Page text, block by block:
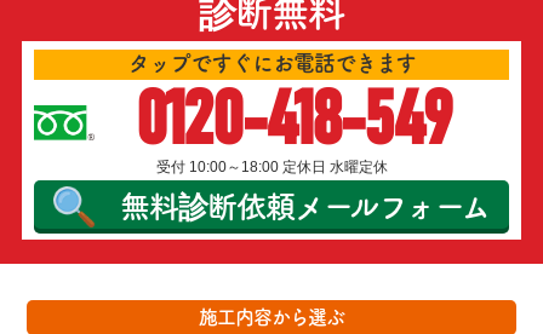
診断無料
タップですぐにお電話できます
0120-418-549
受付 10:00～18:00 定休日 水曜定休
無料診断依頼 メールフォーム
施工内容から選ぶ